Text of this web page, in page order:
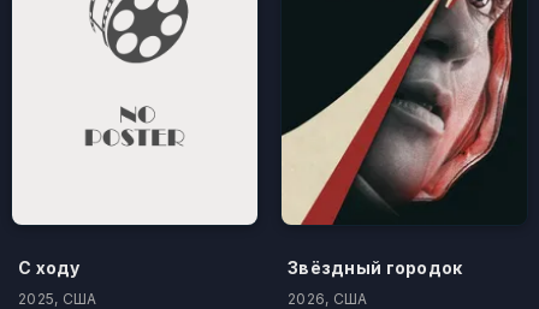
С ходу
2025, США
Звёздный городок
2026, США